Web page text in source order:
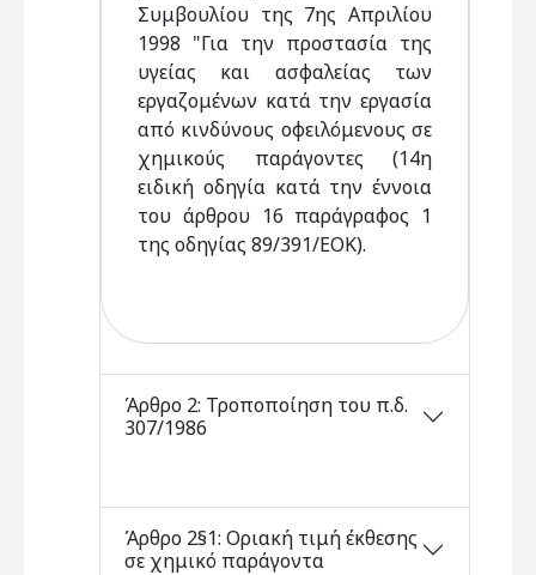
Συμβουλίου της 7ης Απριλίου
1998 "Για την προστασία της
υγείας και ασφαλείας των
εργαζομένων κατά την εργασία
από κινδύνους οφειλόμενους σε
χημικούς παράγοντες (14η
ειδική οδηγία κατά την έννοια
του άρθρου 16 παράγραφος 1
της οδηγίας 89/391/ΕΟΚ).
Άρθρο 2: Τροποποίηση του π.δ.
307/1986
Άρθρο 2§1: Οριακή τιμή έκθεσης
σε χημικό παράγοντα